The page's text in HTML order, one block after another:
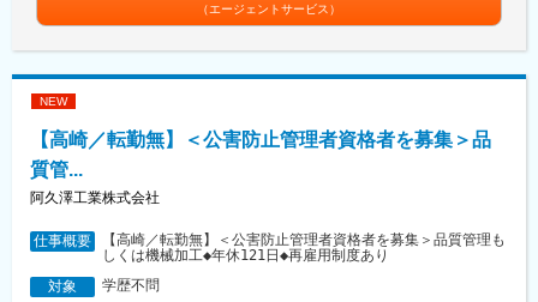
（エージェントサービス）
NEW
【高崎／転勤無】＜公害防止管理者資格者を募集＞品
質管...
阿久澤工業株式会社
仕事概要
【高崎／転勤無】＜公害防止管理者資格者を募集＞品質管理も
しくは機械加工◆年休121日◆再雇用制度あり
対象
学歴不問